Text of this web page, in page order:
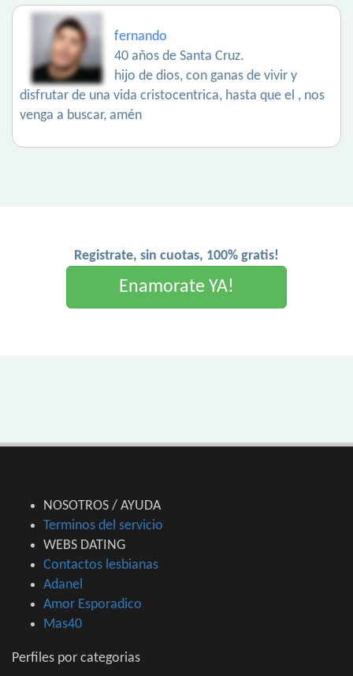
fernando
40 años de Santa Cruz.
hijo de dios, con ganas de vivir y
disfrutar de una vida cristocentrica, hasta que el , nos
venga a buscar, amén
Registrate, sin cuotas, 100% gratis!
Enamorate YA!
NOSOTROS / AYUDA
Terminos del servicio
WEBS DATING
Contactos lesbianas
Adanel
Amor Esporadico
Mas40
Perfiles por categorias